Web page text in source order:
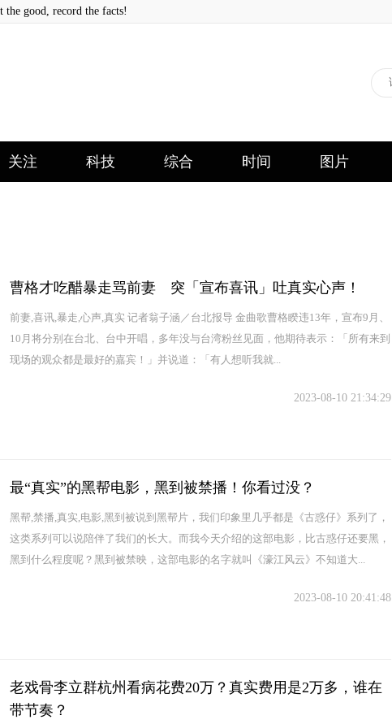
good, record the facts!
关注 科技 综合 时间 图片
曹格才吃醋暴走骂前妻 突「宣布喜讯」吐真实心声！
前妻,喜讯,暴走,心声,真实 记者翁子涵／台北报导 金曲歌曹格睽违13年，宣布9月、
10月将分别在台北、台中开唱，多年没与台湾粉丝见面，他期待表示：「所有来到
现场的观众都是最好的嘉宾！」并说道：「有人想听我就...
2023-08-10 21:34:29
最“真实”的黑帮电影，黑到被禁播！你看过没？
黑帮,禁播,真实,电影,黑到被说到黑帮片，我们印象里几乎都是《古惑仔》系列了，
这类系列可以说陪伴了我们的长大。而我今天介绍的这部电影，比古惑仔还要黑，
黑到什么程度呢？黑到被禁映，这部电影的名字就叫《濠江风云》不知道大...
2023-08-10 20:41:48
老戏骨李立群杭州看病花费20万？真实费用是2万多，谁在
带节奏？